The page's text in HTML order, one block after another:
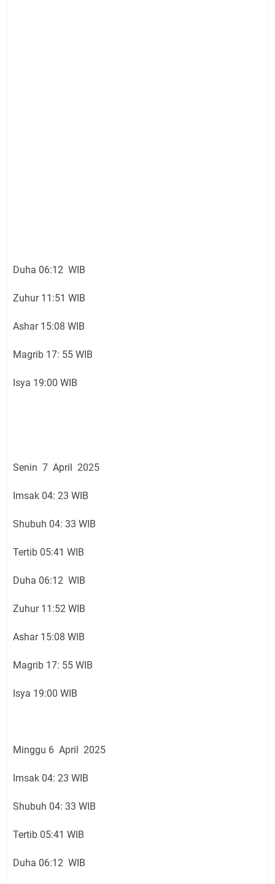
Duha 06:12 WIB
Zuhur 11:51 WIB
Ashar 15:08 WIB
Magrib 17: 55 WIB
Isya 19:00 WIB
Senin 7 April 2025
Imsak 04: 23 WIB
Shubuh 04: 33 WIB
Tertib 05:41 WIB
Duha 06:12 WIB
Zuhur 11:52 WIB
Ashar 15:08 WIB
Magrib 17: 55 WIB
Isya 19:00 WIB
Minggu 6 April 2025
Imsak 04: 23 WIB
Shubuh 04: 33 WIB
Tertib 05:41 WIB
Duha 06:12 WIB